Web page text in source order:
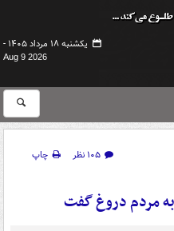
یکشنبه ۱۸ مرداد ۱۴۰۵ -
Aug 9 2026
۱۰۵ نظر
چاپ
مردم دروغ گفت